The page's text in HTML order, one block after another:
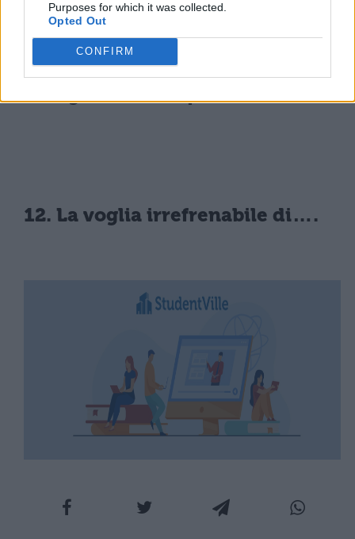
Purposes for which it was collected.
Opted Out
CONFIRM
12. La voglia irrefrenabile di….